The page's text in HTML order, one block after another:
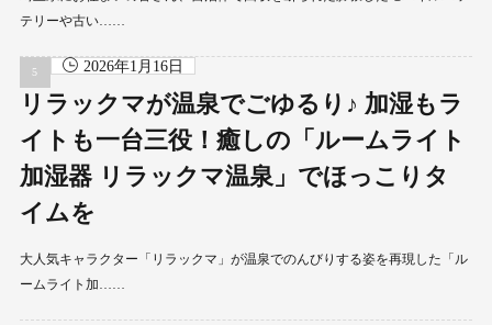
テリーや古い……
2026年1月16日
リラックマが温泉でごゆるり♪ 加湿もラ
イトも一台三役！癒しの「ルームライト
加湿器 リラックマ温泉」でほっこりタ
イムを
大人気キャラクター「リラックマ」が温泉でのんびりする姿を再現した「ル
ームライト加……